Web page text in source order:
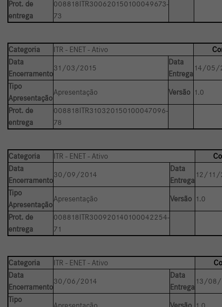
Prot. de
entrega
008818ITR300620150100049673-
73
Categoria ITR - ENET - Ativo
Data
Encerramento
31/03/2015
Data
Entrega
14/05/
Tipo
Apresentação
Apresentação Versão 1.0
Prot. de
entrega
008818ITR310320150100047096-
78
Categoria ITR - ENET - Ativo
Data
Encerramento
30/09/2014
Data
Entrega
12/11/
Tipo
Apresentação
Apresentação Versão 1.0
Prot. de
entrega
008818ITR300920140100042254-
71
Categoria ITR - ENET - Ativo
Data
Encerramento
30/06/2014
Data
Entrega
13/08/
Tipo